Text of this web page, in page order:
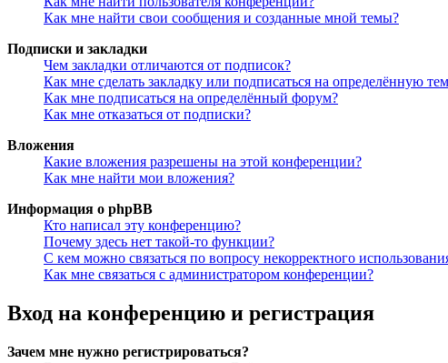
Как мне найти свои сообщения и созданные мной темы?
Подписки и закладки
Чем закладки отличаются от подписок?
Как мне сделать закладку или подписаться на определённую
Как мне подписаться на определённый форум?
Как мне отказаться от подписки?
Вложения
Какие вложения разрешены на этой конференции?
Как мне найти мои вложения?
Информация о phpBB
Кто написал эту конференцию?
Почему здесь нет такой-то функции?
С кем можно связаться по вопросу некорректного
Как мне связаться с администратором конференции?
Вход на конференцию и регистрация
Зачем мне нужно регистрироваться?